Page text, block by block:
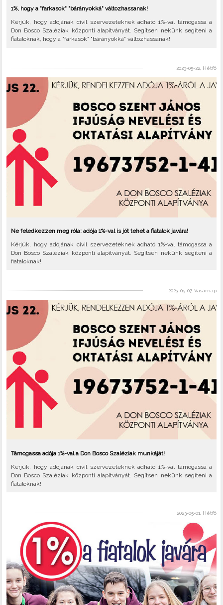
1%, hogy a "farkasok" "bárányokká" változhassanak!
Kérjük, hogy adójának civil szervezeteknek adható 1%-val támogassa a
Don Bosco Szaléziak központi alapítványát. Segítsen nekünk segíteni a
fiataloknak, hogy a "farkasok" "bárányokká" változhassanak!
2023-05-22, Hétfő
Ne feledkezzen meg róla: adója 1%-val is jót tehet a fiatalok javára!
Kérjük, hogy adójának civil szervezeteknek adható 1%-val támogassa a
Don Bosco Szaléziak központi alapítványát. Segítsen nekünk segíteni a
fiataloknak!
2023-05-07, Vasárnap
Támogassa adója 1%-val a Don Bosco Szaléziak munkáját!
Kérjük, hogy adójának civil szervezeteknek adható 1%-val támogassa a
Don Bosco Szaléziak központi alapítványát. Segítsen nekünk segíteni a
fiataloknak!
2023-05-01, Hétfő